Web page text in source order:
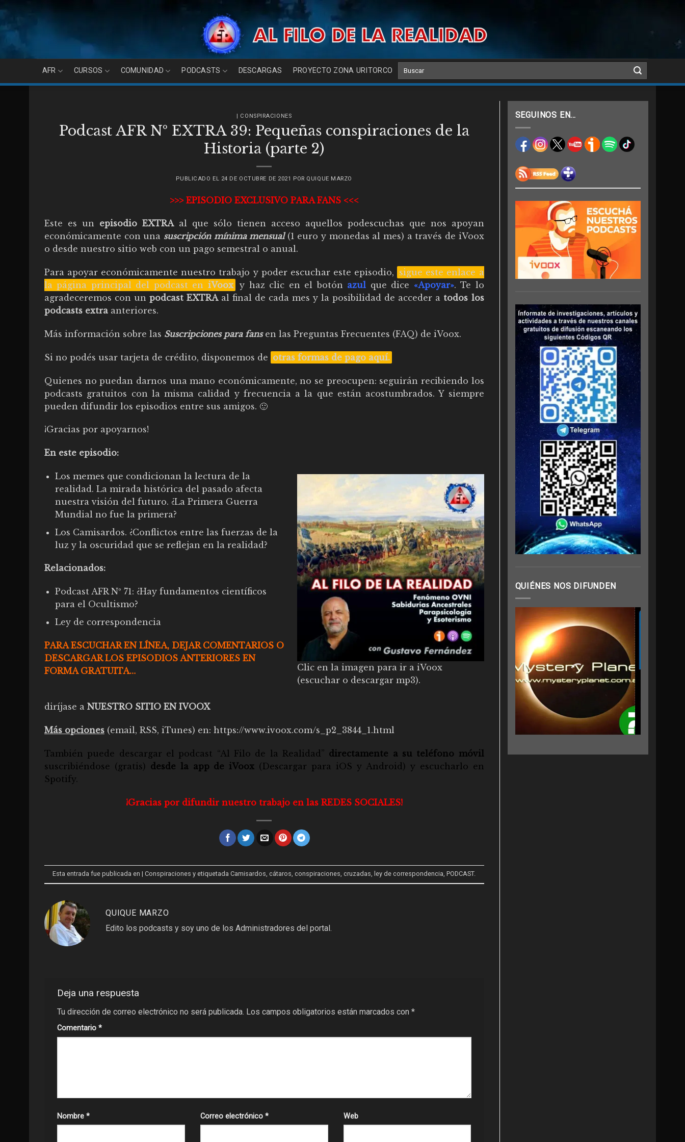
content
AFR CURSOS COMUNIDAD PODCASTS DESCARGAS PROYECTO ZONA URITORCO
| CONSPIRACIONES
Podcast AFR Nº EXTRA 39: Pequeñas conspiraciones de la
Historia (parte 2)
PUBLICADO EL 24 DE OCTUBRE DE 2021 POR QUIQUE MARZO
>>> EPISODIO EXCLUSIVO PARA FANS <<<
Este es un episodio EXTRAal que sólo tienen acceso aquellos podescuchas que nos apoyan
económicamente con una suscripción mínima mensual(1 euro y monedas al mes) a través de iVoox
o desde nuestro sitio web con un pago semestral o anual.
Para apoyar económicamente nuestro trabajo y poder escuchar este episodio, sigue este enlace a
la página principal del podcast en iVoox y haz clic en el botón azul que dice «Apoyar». Te lo
agradeceremos con unpodcast EXTRAal final de cada mes y la posibilidad de acceder a todos los
podcasts extra anteriores.
Más información sobre las Suscripciones para fansen las Preguntas Frecuentes (FAQ) de iVoox.
Si no podés usar tarjeta de crédito, disponemos de otras formas de pago aquí.
Quienes no puedan darnos una mano económicamente, no se preocupen: seguirán recibiendo los
podcasts gratuitos con la misma calidad y frecuencia a la que están acostumbrados. Y siempre
pueden difundir los episodios entre sus amigos. 🙂
¡Gracias por apoyarnos!
En este episodio:
Clic en la imagen para ir a iVoox
(escuchar o descargar mp3).
Los memes que condicionan la lectura de la
realidad. La mirada histórica del pasado afecta
nuestra visión del futuro. ¿La Primera Guerra
Mundial no fue la primera?
Los Camisardos. ¿Conflictos entre las fuerzas de la
luz y la oscuridad que se reflejan en la realidad?
Relacionados:
Podcast AFR Nº 71: ¿Hay fundamentos científicos
para el Ocultismo?
Ley de correspondencia
PARA ESCUCHAR EN LÍNEA, DEJAR COMENTARIOS O
DESCARGAR LOS EPISODIOS ANTERIORES EN
FORMA GRATUITA…
diríjase a NUESTRO SITIO EN IVOOX
Más opciones (email, RSS, iTunes) en: https://www.ivoox.com/s_p2_3844_1.html
También puede descargar el podcast “Al Filo de la Realidad” directamente a su teléfono móvil
suscribiéndose (gratis) desde la app de iVoox (Descargar para iOS y Android ) y escucharlo en
Spotify.
¡Gracias por difundir nuestro trabajo en las REDES SOCIALES!
Esta entrada fue publicada en| Conspiraciones y etiquetadaCamisardos,cátaros,conspiraciones,cruzadas, ley de correspondencia,PODCAST.
QUIQUE MARZO
Edito los podcasts y soy uno de los Administradores del portal.
Deja una respuesta
Tu dirección de correo electrónico no será publicada. Los campos obligatorios están marcados con *
Comentario *
Nombre * Correo electrónico * Web
SEGUINOS EN…
QUIÉNES NOS DIFUNDEN